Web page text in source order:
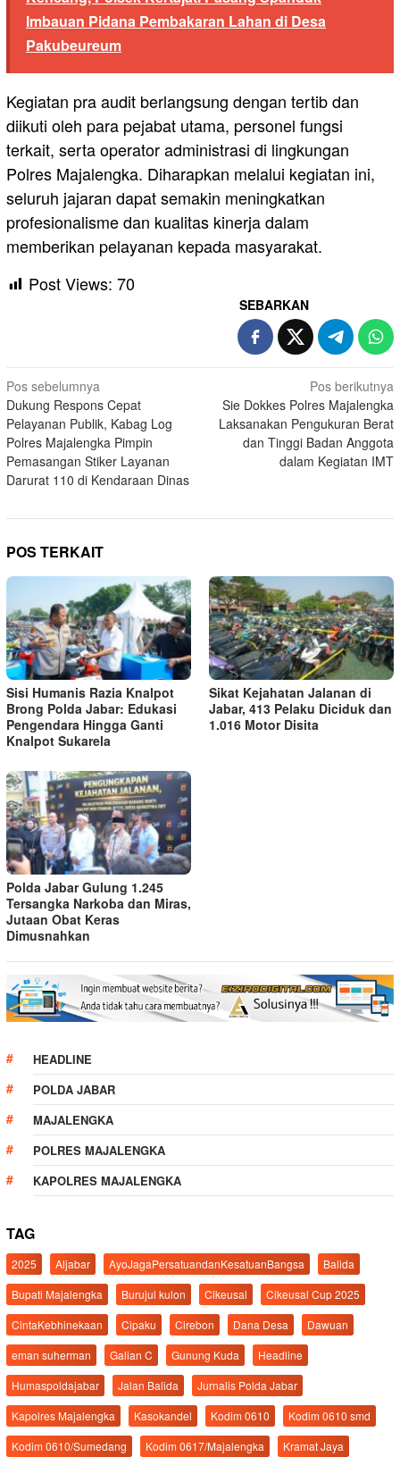
Imbauan Pidana Pembakaran Lahan di Desa
Pakubeureum
Kegiatan pra audit berlangsung dengan tertib dan
diikuti oleh para pejabat utama, personel fungsi
terkait, serta operator administrasi di lingkungan
Polres Majalengka. Diharapkan melalui kegiatan ini,
seluruh jajaran dapat semakin meningkatkan
profesionalisme dan kualitas kinerja dalam
memberikan pelayanan kepada masyarakat.
Post Views: 70
SEBARKAN
Navigasi
pos
Pos sebelumnya
Dukung Respons Cepat
Pelayanan Publik, Kabag Log
Polres Majalengka Pimpin
Pemasangan Stiker Layanan
Darurat 110 di Kendaraan Dinas
Pos berikutnya
Sie Dokkes Polres Majalengka
Laksanakan Pengukuran Berat
dan Tinggi Badan Anggota
dalam Kegiatan IMT
POS TERKAIT
Sisi Humanis Razia Knalpot
Brong Polda Jabar: Edukasi
Pengendara Hingga Ganti
Knalpot Sukarela
Sikat Kejahatan Jalanan di
Jabar, 413 Pelaku Diciduk dan
1.016 Motor Disita
Polda Jabar Gulung 1.245
Tersangka Narkoba dan Miras,
Jutaan Obat Keras
Dimusnahkan
HEADLINE
POLDA JABAR
MAJALENGKA
POLRES MAJALENGKA
KAPOLRES MAJALENGKA
TAG
2025 Aljabar AyoJagaPersatuandanKesatuanBangsa
Balida
Bupati Majalengka
Burujul kulon Cikeusal
Cikeusal Cup 2025
CintaKebhinekaan
Cipaku Cirebon Dana Desa
Dawuan
eman suherman
Galian C Gunung Kuda
Headline
Humaspoldajabar
Jalan Balida
Jurnalis Polda Jabar
Kapolres Majalengka
Kasokandel Kodim 0610
Kodim 0610 smd
Kodim 0610/Sumedang
Kodim 0617/Majalengka Kramat Jaya